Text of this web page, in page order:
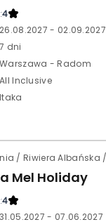
4
26.08.2027 - 02.09.2027
7 dni
Warszawa - Radom
All Inclusive
Itaka
Mel Holiday
4
31.05.2027 - 07.06.2027